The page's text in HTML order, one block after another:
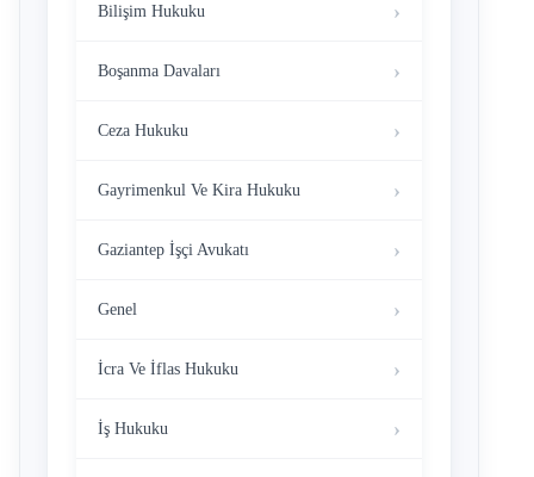
Bilişim Hukuku
Boşanma Davaları
Ceza Hukuku
Gayrimenkul Ve Kira Hukuku
Gaziantep İşçi Avukatı
Genel
İcra Ve İflas Hukuku
İş Hukuku